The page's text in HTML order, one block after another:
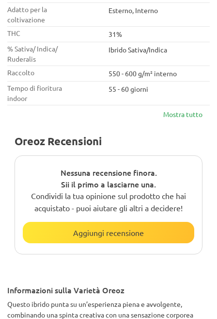
Adatto per la
coltivazione
Esterno, Interno
THC
31%
% Sativa/ Indica/
Ruderalis
Ibrido Sativa/Indica
Raccolto
550 - 600 g/m² interno
Tempo di fioritura
indoor
55 - 60 giorni
Mostra tutto
Oreoz Recensioni
Nessuna recensione finora.
Sii il primo a lasciarne una.
Condividi la tua opinione sul prodotto che hai
acquistato - puoi aiutare gli altri a decidere!
Aggiungi recensione
Informazioni sulla Varietà Oreoz
Questo ibrido punta su un’esperienza piena e avvolgente,
combinando una spinta creativa con una sensazione corporea